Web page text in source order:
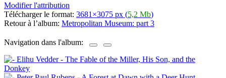
Modifier l'attribution
Télécharger le format: 3681×3075 px (5,2 Mb)
Retour à l’album: Metropolitan Museum: part 3
Navigation dans l'album: